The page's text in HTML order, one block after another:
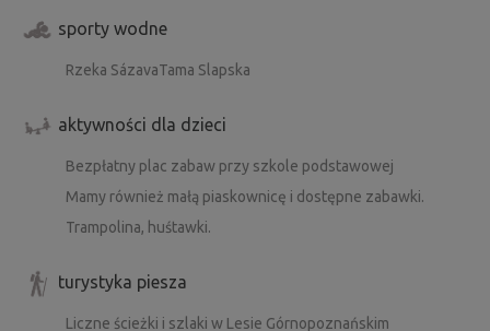
sporty wodne
Rzeka SázavaTama Slapska
aktywności dla dzieci
Bezpłatny plac zabaw przy szkole podstawowej
Mamy również małą piaskownicę i dostępne zabawki.
Trampolina, huśtawki.
turystyka piesza
Liczne ścieżki i szlaki w Lesie Górnopoznańskim